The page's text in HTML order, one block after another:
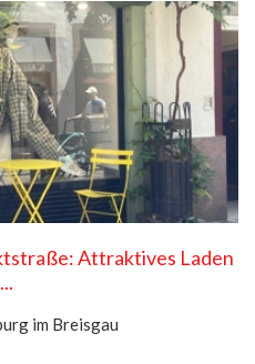
Attraktives Laden
...
im Breisgau